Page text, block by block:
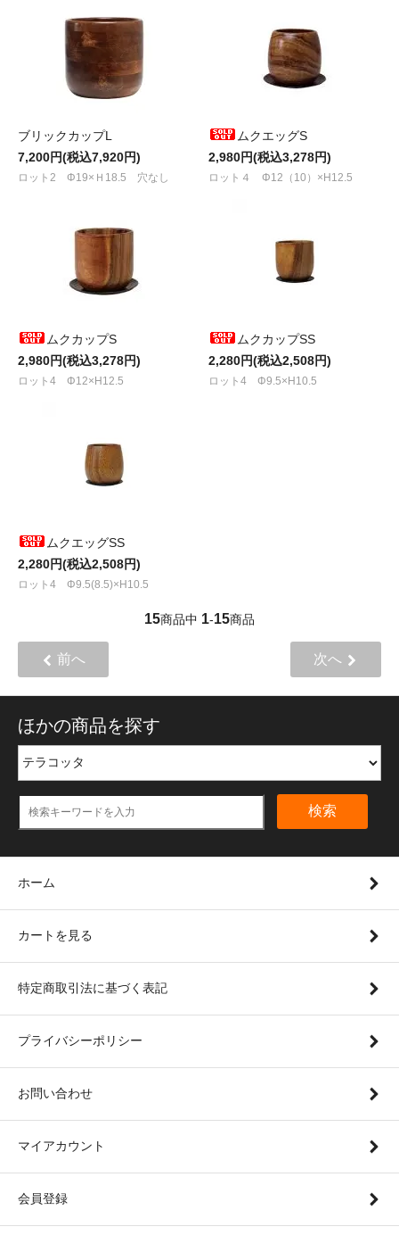
ブリックカップL
7,200円(税込7,920円)
ロット2 Φ19×Ｈ18.5 穴なし
ムクエッグS
2,980円(税込3,278円)
ロット４ Φ12（10）×H12.5
ムクカップS
2,980円(税込3,278円)
ロット4 Φ12×H12.5
ムクカップSS
2,280円(税込2,508円)
ロット4 Φ9.5×H10.5
ムクエッグSS
2,280円(税込2,508円)
ロット4 Φ9.5(8.5)×H10.5
15商品中 1-15商品
前へ 次へ
ほかの商品を探す
検索
ホーム
カートを見る
特定商取引法に基づく表記
プライバシーポリシー
お問い合わせ
マイアカウント
会員登録